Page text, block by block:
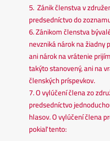
5. Zánik členstva v
predsedníctvo do
6. Zánikom členstva
nevzniká nárok na žiadny
ani nárok na vrátenie
takýto stanovený, ani na
členských príspevkov.
7. O vylúčení člena zo
predsedníctvo
hlasov. O vylúčení člena
pokiaľ tento: